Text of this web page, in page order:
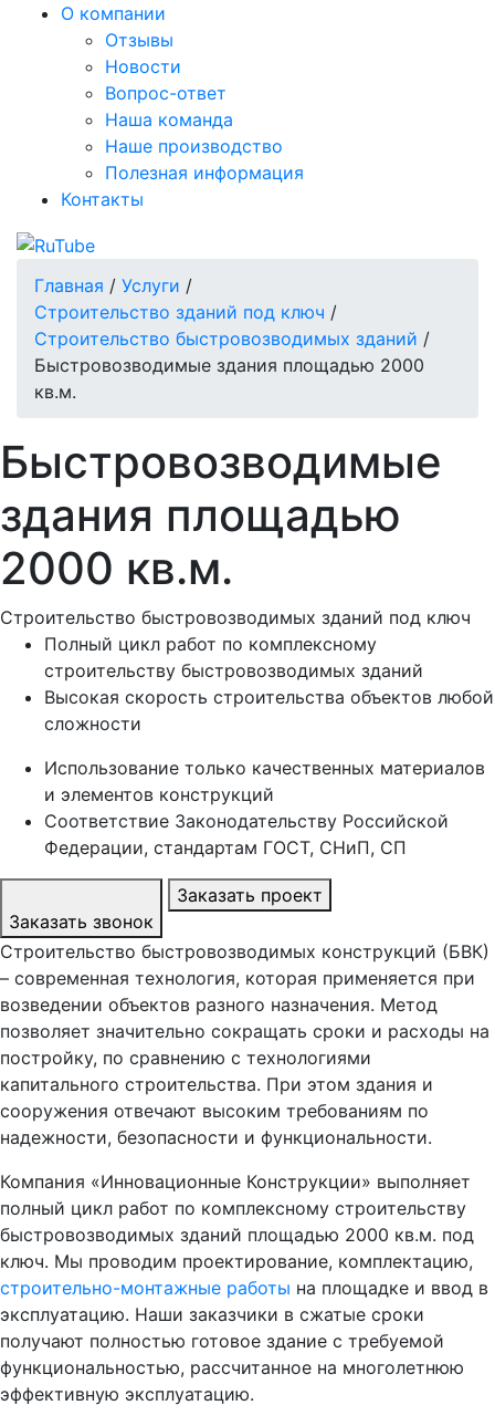
О компании
Отзывы
Новости
Вопрос-ответ
Наша команда
Наше производство
Полезная информация
Контакты
Главная / Услуги /
Строительство зданий под ключ /
Строительство быстровозводимых зданий /
Быстровозводимые здания площадью 2000
кв.м.
Быстровозводимые
здания площадью
2000 кв.м.
Строительство быстровозводимых зданий под ключ
Полный цикл работ по комплексному
строительству быстровозводимых зданий
Высокая скорость строительства объектов любой
сложности
Использование только качественных материалов
и элементов конструкций
Соответствие Законодательству Российской
Федерации, стандартам ГОСТ, СНиП, СП
Заказать звонок
Заказать проект
Строительство быстровозводимых конструкций (БВК)
– современная технология, которая применяется при
возведении объектов разного назначения. Метод
позволяет значительно сокращать сроки и расходы на
постройку, по сравнению с технологиями
капитального строительства. При этом здания и
сооружения отвечают высоким требованиям по
надежности, безопасности и функциональности.
Компания «Инновационные Конструкции» выполняет
полный цикл работ по комплексному строительству
быстровозводимых зданий площадью 2000 кв.м. под
ключ. Мы проводим проектирование, комплектацию,
строительно-монтажные работы на площадке и ввод в
эксплуатацию. Наши заказчики в сжатые сроки
получают полностью готовое здание с требуемой
функциональностью, рассчитанное на многолетнюю
эффективную эксплуатацию.